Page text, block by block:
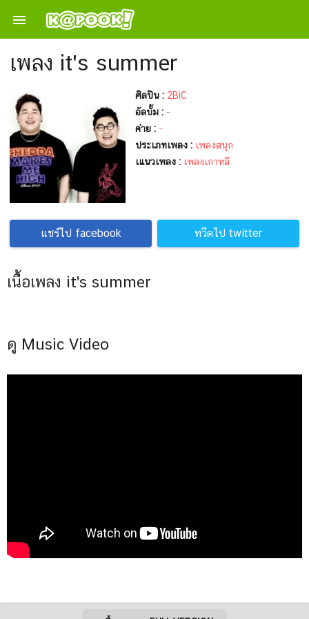

เพลง it's summer
ศิลปิน : 2BiC
อัลบั้ม : -
ค่าย : -
ประเภทเพลง : เพลงสนุก
เแนวเพลง : เพลงเกาหลี
แชร์ไป facebook ทวีตไป twitter
เนื้อเพลง it's summer
ดู Music Video